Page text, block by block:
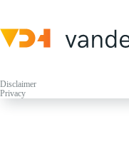
Disclaimer
Privacy